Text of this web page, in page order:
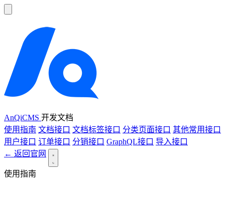
AnQiCMS 开发文档
使用指南 文档接口 文档标签接口 分类页面接口 其他常用接口
用户接口 订单接口 分销接口 GraphQL接口 导入接口
← 返回官网
使用指南